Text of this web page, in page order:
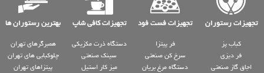
تجهیزات رستوران تجهیزات فست فود تجهیزات کافی شاپ بهترین رستوران ها
کباب پز
فر دیزی
اجاق گاز صنعتی
فر پیتزا
سرخ کن صنعتی
دستگاه مرغ بریان
دستگاه ذرت مکزیکی
سینک صنعتی
میز کار استیل
همبرگرهای تهران
چلوکبابی های تهران
پیتزاهای تهران